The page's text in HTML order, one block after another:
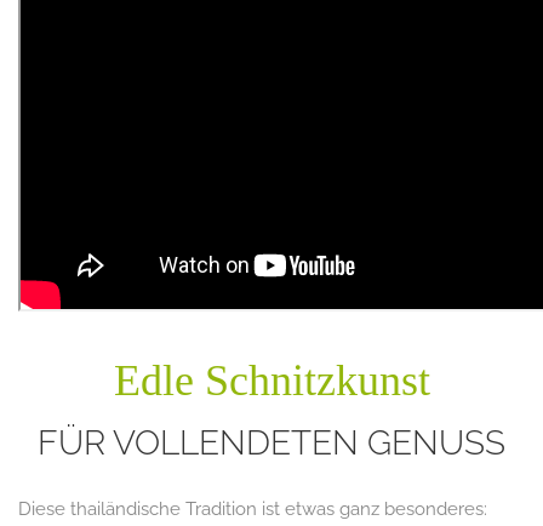
Edle Schnitzkunst
FÜR VOLLENDETEN GENUSS
Diese thailändische Tradition ist etwas ganz besonderes: